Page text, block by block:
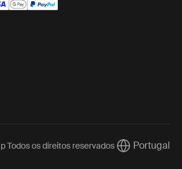
Todos os direitos reservados CurrentPortugal